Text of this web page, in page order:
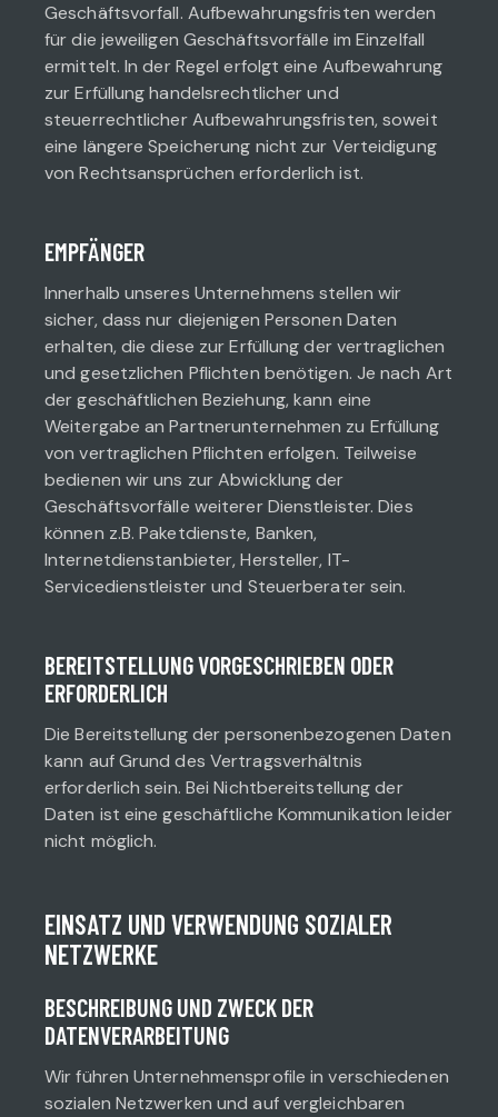
Geschäftsvorfall. Aufbewahrungsfristen werden
für die jeweiligen Geschäftsvorfälle im Einzelfall
ermittelt. In der Regel erfolgt eine Aufbewahrung
zur Erfüllung handelsrechtlicher und
steuerrechtlicher Aufbewahrungsfristen, soweit
eine längere Speicherung nicht zur Verteidigung
von Rechtsansprüchen erforderlich ist.
EMPFÄNGER
Innerhalb unseres Unternehmens stellen wir
sicher, dass nur diejenigen Personen Daten
erhalten, die diese zur Erfüllung der vertraglichen
und gesetzlichen Pflichten benötigen. Je nach Art
der geschäftlichen Beziehung, kann eine
Weitergabe an Partnerunternehmen zu Erfüllung
von vertraglichen Pflichten erfolgen. Teilweise
bedienen wir uns zur Abwicklung der
Geschäftsvorfälle weiterer Dienstleister. Dies
können z.B. Paketdienste, Banken,
Internetdienstanbieter, Hersteller, IT-
Servicedienstleister und Steuerberater sein.
BEREITSTELLUNG VORGESCHRIEBEN ODER
ERFORDERLICH
Die Bereitstellung der personenbezogenen Daten
kann auf Grund des Vertragsverhältnis
erforderlich sein. Bei Nichtbereitstellung der
Daten ist eine geschäftliche Kommunikation leider
nicht möglich.
EINSATZ UND VERWENDUNG SOZIALER
NETZWERKE
BESCHREIBUNG UND ZWECK DER
DATENVERARBEITUNG
Wir führen Unternehmensprofile in verschiedenen
sozialen Netzwerken und auf vergleichbaren